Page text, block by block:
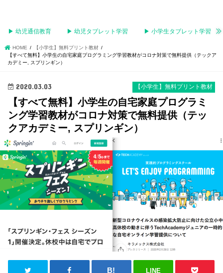
▶︎ 幼児通信教育 ▶︎ 幼児タブレット学習 ▶︎ 小学生タブレット学習
HOME
【小学生】無料プリント教材
【すべて無料】小学生の自宅家庭プログラミング学習教材がコロナ対策で無料提供（テックア
カデミー, スプリンギン）
【小学生】無料プリント教材
2020.03.03
【すべて無料】小学生の自宅家庭プログラミ
ング学習教材がコロナ対策で無料提供（テッ
クアカデミー, スプリンギン）
LINE